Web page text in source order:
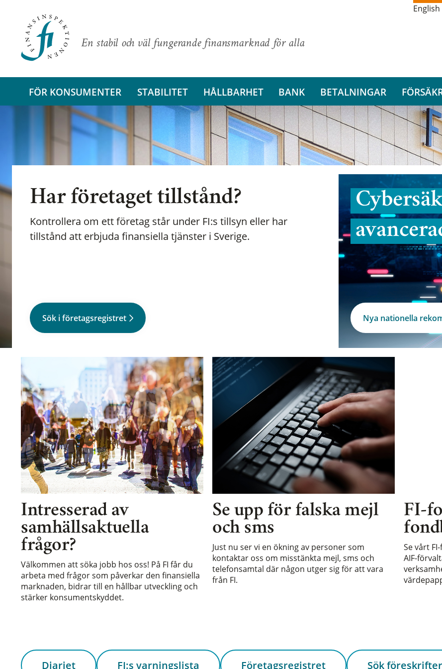
En stabil och väl fungerande finansmarknad för alla
English
FÖR KONSUMENTER STABILITET HÅLLBARHET BANK BETALNINGAR
Har företaget tillstånd?
Kontrollera om ett företag står under FI:s tillsyn eller har
tillstånd att erbjuda finansiella tjänster i Sverige.
Sök i företagsregistret Nya nationella
Intresserad av
samhällsaktuella
frågor?
Välkommen att söka jobb hos oss! På FI får du
arbeta med frågor som påverkar den finansiella
marknaden, bidrar till en hållbar utveckling och
stärker konsumentskyddet.
Se upp för falska mejl
och sms
Just nu ser vi en ökning av personer som
kontaktar oss om misstänkta mejl, sms och
telefonsamtal där någon utger sig för att vara
från FI.
FI-
Se vårt
AIF-
Diariet FI:s varningslista Företagsregistret Sök föreskrifter